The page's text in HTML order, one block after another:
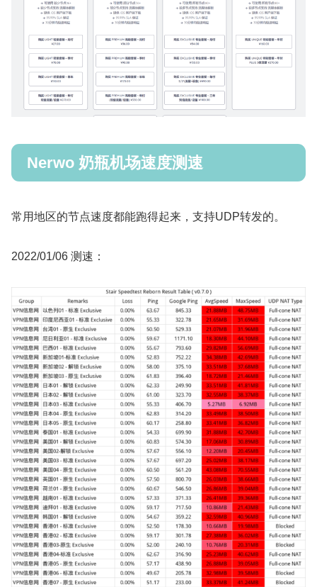
Nerwo 奶瓶机场速度测速
常用地区的节点速度都能跑得起来，支持UDP转发的。
2022/01/06 测速：